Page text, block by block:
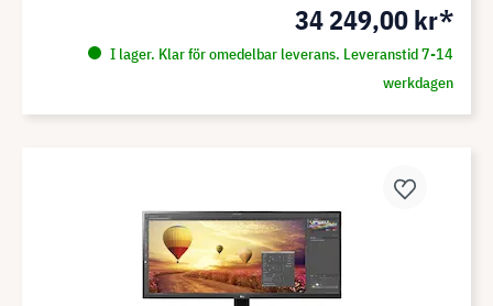
34 249,00 kr*
I lager. Klar för omedelbar leverans. Leveranstid 7-14
werkdagen